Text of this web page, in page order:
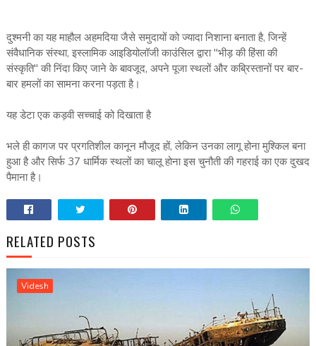
दुश्मनी का यह माहौल अहमदिया जैसे समुदायों को ज्यादा निशाना बनाता है, जिन्हें
संवैधानिक संस्था, इस्लामिक आइडियोलॉजी काउंसिल द्वारा "भीड़ की हिंसा की
संस्कृति" की निंदा किए जाने के बावजूद, अपने पूजा स्थलों और कब्रिस्तानों पर बार-
बार हमलों का सामना करना पड़ता है।
यह डेटा एक कड़वी सच्चाई को दिखाता है
भले ही कागज पर प्रगतिशील कानून मौजूद हों, लेकिन उनका लागू होना मुश्किल बना
हुआ है और सिर्फ 37 धार्मिक स्थलों का चालू होना इस चुनौती की गहराई का एक दुखद
पैमाना है।
RELATED POSTS
Videsh